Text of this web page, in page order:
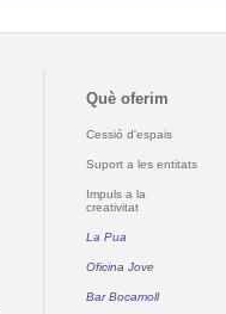
Què oferim
Cessió d'espais
Suport a les entitats
Impuls a la
creativitat
La Pua
Oficina Jove
Bar Bocamoll